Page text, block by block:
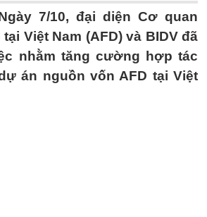
7/10, đại diện Cơ quan
Việt Nam (AFD) và BIDV đã
nhằm tăng cường hợp tác
án nguồn vốn AFD tại Việt